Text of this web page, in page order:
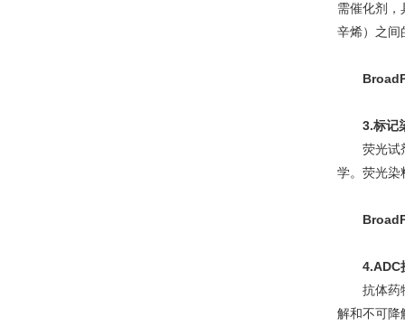
需催化剂，
辛烯）之
3.标记
荧光试
学。荧光染
4.ADC
抗体药
解和不可